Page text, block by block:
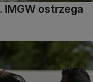
IMGW ostrzega